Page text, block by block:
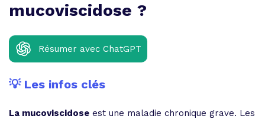
mucoviscidose ?
Résumer avec ChatGPT
💡 Les infos clés
La mucoviscidose est une maladie chronique grave. Les